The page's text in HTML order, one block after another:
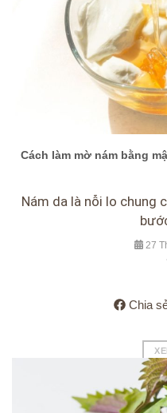
Cách làm mờ nám bằng
Nám da là nỗi lo chung
27
Chia